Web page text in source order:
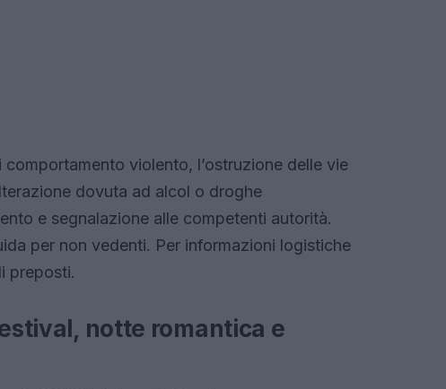
violento, l’ostruzione delle vie
dovuta ad alcol o droghe
e segnalazione alle competenti autorità.
per non vedenti. Per informazioni logistiche
preposti.
notte romantica e